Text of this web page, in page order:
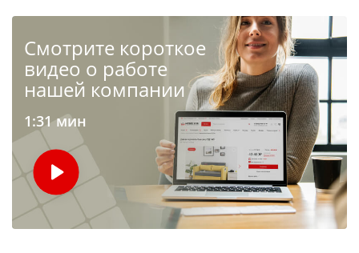
Cмотрите короткое
видео о работе
нашей компании
1:31 мин